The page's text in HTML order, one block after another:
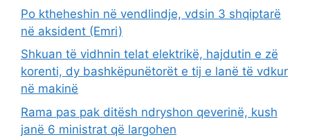
Po ktheheshin në vendlindje, vdsin 3 shqiptarë
në aksident (Emri)
Shkuan të vidhnin telat elektrikë, hajdutin e zë
korenti, dy bashkëpunëtorët e tij e lanë të vdkur
në makinë
Rama pas pak ditësh ndryshon qeverinë, kush
janë 6 ministrat që largohen